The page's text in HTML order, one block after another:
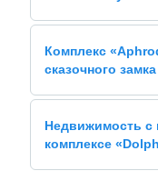
Комплекс
сказочного
Недвижимость
комплексе